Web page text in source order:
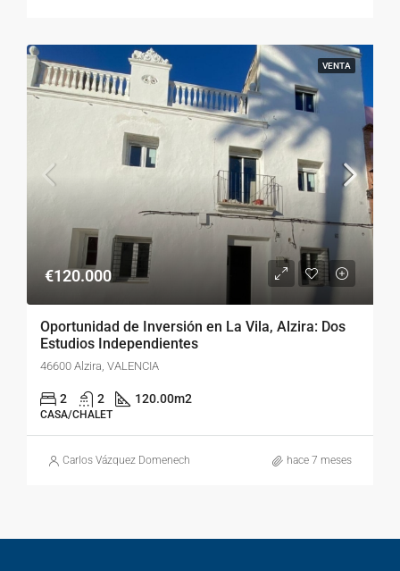
VENTA
€120.000
Oportunidad de Inversión en La Vila, Alzira: Dos
Estudios Independientes
46600 Alzira, VALENCIA
2 2 120.00m2
CASA/CHALET
Carlos Vázquez Domenech hace 7 meses